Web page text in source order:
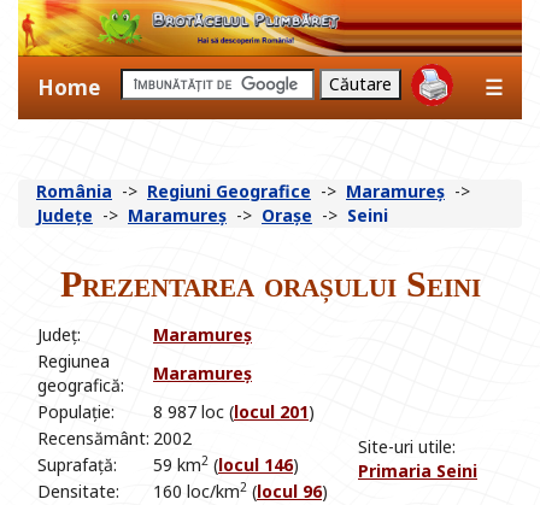
Home ☰
România -> Regiuni Geografice -> Maramureș ->
Județe -> Maramureș -> Orașe -> Seini
Prezentarea orașului Seini
Județ: Maramureș
Site-uri utile:
Primaria Seini
Regiunea
geografică:
Maramureș
Populație:
8 987 loc (locul 201)
Recensământ: 2002
Suprafață:
59 km2 (locul 146)
Densitate:
160 loc/km2 (locul 96)